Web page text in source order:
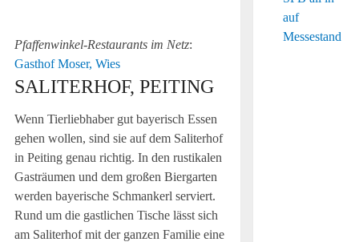
Pfaffenwinkel-Restaurants im Netz:
Gasthof Moser, Wies
SALITERHOF, PEITING
Wenn Tierliebhaber gut bayerisch Essen
gehen wollen, sind sie auf dem Saliterhof
in Peiting genau richtig. In den rustikalen
Gasträumen und dem großen Biergarten
werden bayerische Schmankerl serviert.
Rund um die gastlichen Tische lässt sich
am Saliterhof mit der ganzen Familie eine